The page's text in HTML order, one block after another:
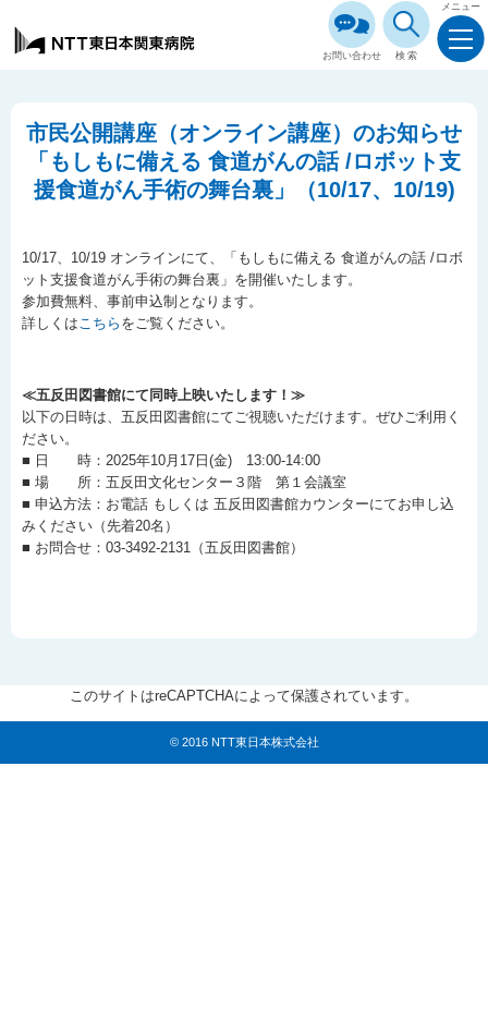
お問い合わせ 検索
メニュー
市民公開講座（オンライン講座）のお知らせ
「もしもに備える 食道がんの話 /ロボット支
援食道がん手術の舞台裏」（10/17、10/19)
10/17、10/19 オンラインにて、「もしもに備える 食道がんの話 /ロボ
ット支援食道がん手術の舞台裏」を開催いたします。
参加費無料、事前申込制となります。
詳しくはこちら をご覧ください。
≪五反田図書館にて同時上映いたします！≫
以下の日時は、五反田図書館にてご視聴いただけます。ぜひご利用く
ださい。
■ 日 時：2025年10月17日(金) 13:00-14:00
■ 場 所：五反田文化センター３階 第１会議室
■ 申込方法：お電話 もしくは 五反田図書館カウンターにてお申し込
みください（先着20名）
■ お問合せ：03-3492-2131（五反田図書館）
このサイトはreCAPTCHAによって保護されています。
© 2016 NTT東日本株式会社